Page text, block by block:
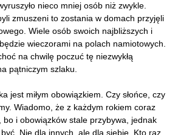
nieco mniej osób niż zwykle.
zmuszeni to zostania w domach przyjęli
Wiele osób swoich najbliższych i
wieczorami na polach namiotowych.
na chwilę poczuć tę niezwykłą
pątniczym szlaku.
jest miłym obowiązkiem. Czy słońce, czy
Wiadomo, że z każdym rokiem coraz
bo i obowiązków stale przybywa, jednak
Nie dla innych, ale dla siebie. Kto raz